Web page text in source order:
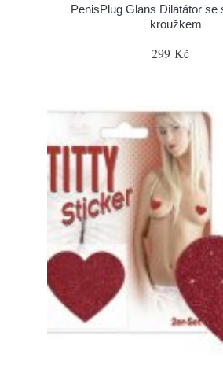
PenisPlug Glans Dilatátor se
kroužkem
299 Kč